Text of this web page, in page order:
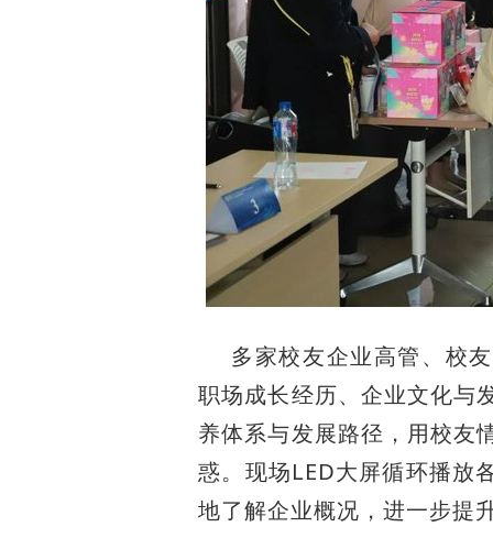
多家校友企业高管、校
职场成长经历、企业文化与
养体系与发展路径，用校友
惑。现场LED大屏循环播放
地了解企业概况，进一步提